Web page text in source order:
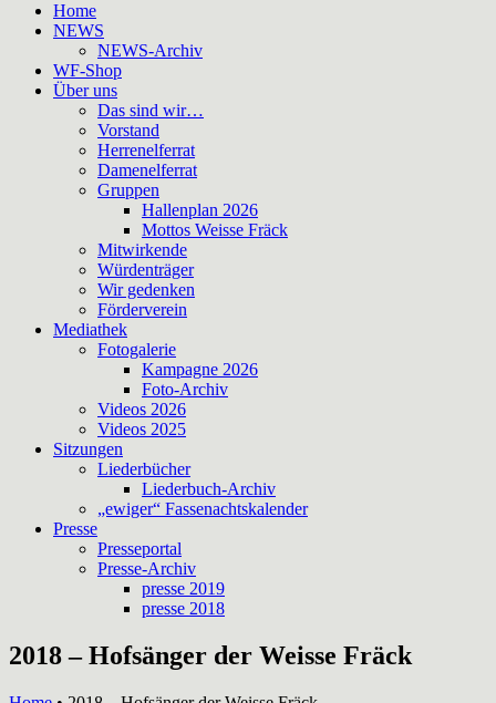
Home
NEWS
NEWS-Archiv
WF-Shop
Über uns
Das sind wir…
Vorstand
Herrenelferrat
Damenelferrat
Gruppen
Hallenplan 2026
Mottos Weisse Fräck
Mitwirkende
Würdenträger
Wir gedenken
Förderverein
Mediathek
Fotogalerie
Kampagne 2026
Foto-Archiv
Videos 2026
Videos 2025
Sitzungen
Liederbücher
Liederbuch-Archiv
„ewiger“ Fassenachtskalender
Presse
Presseportal
Presse-Archiv
presse 2019
presse 2018
2018 – Hofsänger der Weisse Fräck